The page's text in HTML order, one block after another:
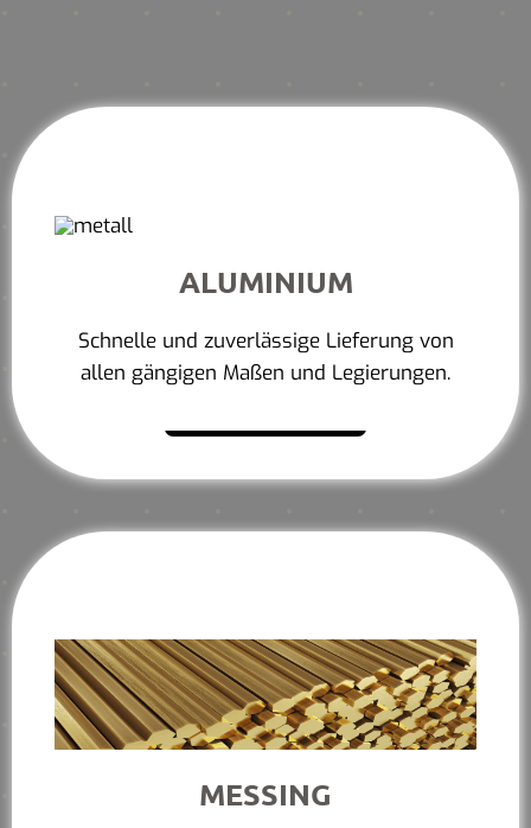
ALUMINIUM
Schnelle und zuverlässige Lieferung von
allen gängigen Maßen und Legierungen.
MESSING